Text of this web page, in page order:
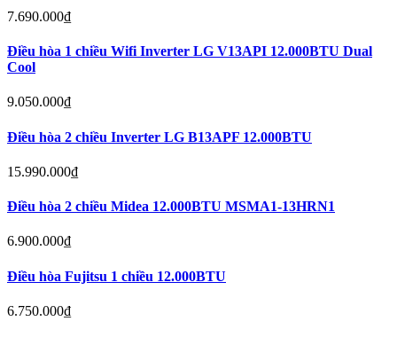
7.690.000₫
Điều hòa 1 chiều Wifi Inverter LG V13API 12.000BTU Dual
Cool
9.050.000₫
Điều hòa 2 chiều Inverter LG B13APF 12.000BTU
15.990.000₫
Điều hòa 2 chiều Midea 12.000BTU MSMA1-13HRN1
6.900.000₫
Điều hòa Fujitsu 1 chiều 12.000BTU
6.750.000₫